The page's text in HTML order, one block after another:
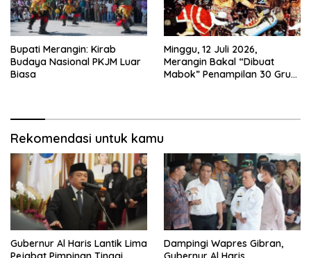
Bupati Merangin: Kirab
Budaya Nasional PKJM Luar
Biasa
Minggu, 12 Juli 2026,
Merangin Bakal “Dibuat
Mabok” Penampilan 30 Grup
Rekomendasi untuk kamu
Gubernur Al Haris Lantik Lima
Dampingi Wapres Gibran,